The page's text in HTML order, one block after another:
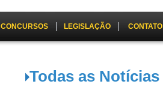
CONCURSOS LEGISLAÇÃO CONTATO
Todas as Notícias